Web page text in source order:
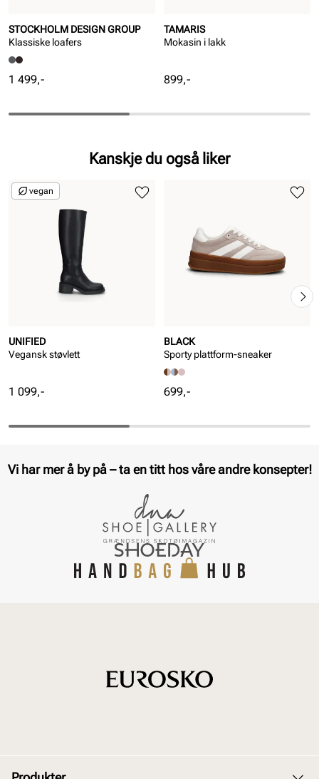
STOCKHOLM DESIGN GROUP
Klassiske loafers
Pris
1 499,-
TAMARIS
Mokasin i lakk
Pris
899,-
Kanskje du også liker
UNIFIED
Vegansk støvlett
Pris
1 099,-
vegan
BLACK
Sporty plattform-sneaker
Pris
699,-
Vi har mer å by på – ta en titt hos våre andre konsepter!